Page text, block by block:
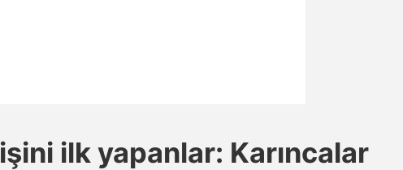
işini ilk yapanlar: Karıncalar